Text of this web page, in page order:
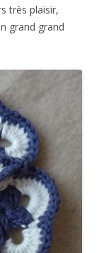
très plaisir,
grand grand